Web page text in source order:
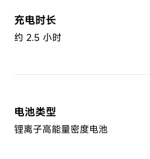
充电时长
约 2.5 小时
电池类型
锂离子高能量密度电池